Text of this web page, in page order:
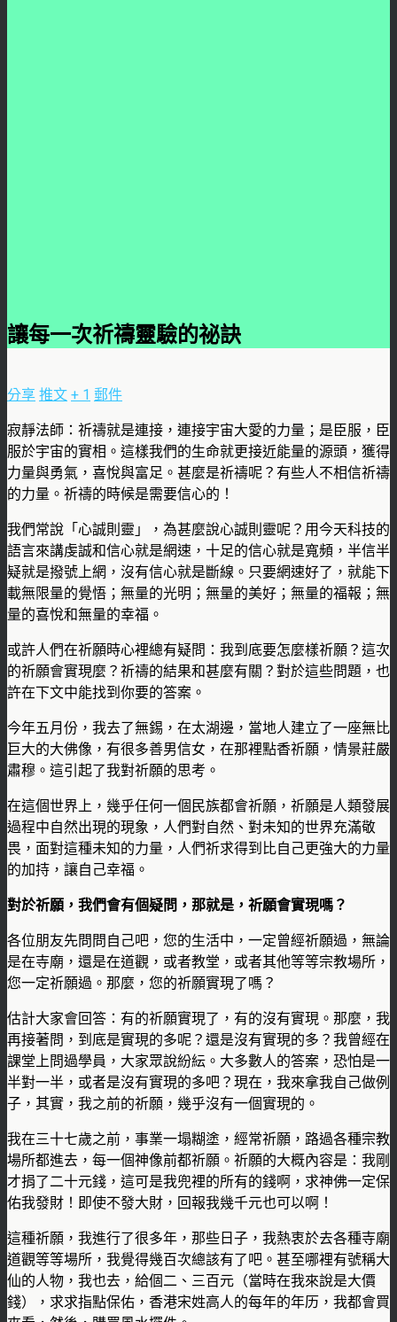
讓每一次祈禱靈驗的祕訣
分享 推文 + 1 郵件
寂靜法師：祈禱就是連接，連接宇宙大愛的力量；是臣服，臣
服於宇宙的實相。這樣我們的生命就更接近能量的源頭，獲得
力量與勇氣，喜悅與富足。甚麼是祈禱呢？有些人不相信祈禱
的力量。祈禱的時候是需要信心的！
我們常說「心誠則靈」，為甚麼說心誠則靈呢？用今天科技的
語言來講虔誠和信心就是網速，十足的信心就是寬頻，半信半
疑就是撥號上網，沒有信心就是斷線。只要網速好了，就能下
載無限量的覺悟；無量的光明；無量的美好；無量的福報；無
量的喜悅和無量的幸福。
或許人們在祈願時心裡總有疑問：我到底要怎麼樣祈願？這次
的祈願會實現麼？祈禱的結果和甚麼有關？對於這些問題，也
許在下文中能找到你要的答案。
今年五月份，我去了無錫，在太湖邊，當地人建立了一座無比
巨大的大佛像，有很多善男信女，在那裡點香祈願，情景莊嚴
肅穆。這引起了我對祈願的思考。
在這個世界上，幾乎任何一個民族都會祈願，祈願是人類發展
過程中自然出現的現象，人們對自然、對未知的世界充滿敬
畏，面對這種未知的力量，人們祈求得到比自己更強大的力量
的加持，讓自己幸福。
對於祈願，我們會有個疑問，那就是，祈願會實現嗎？
各位朋友先問問自己吧，您的生活中，一定曾經祈願過，無論
是在寺廟，還是在道觀，或者教堂，或者其他等等宗教場所，
您一定祈願過。那麼，您的祈願實現了嗎？
估計大家會回答：有的祈願實現了，有的沒有實現。那麼，我
再接著問，到底是實現的多呢？還是沒有實現的多？我曾經在
課堂上問過學員，大家眾說紛紜。大多數人的答案，恐怕是一
半對一半，或者是沒有實現的多吧？現在，我來拿我自己做例
子，其實，我之前的祈願，幾乎沒有一個實現的。
我在三十七歲之前，事業一塌糊塗，經常祈願，路過各種宗教
場所都進去，每一個神像前都祈願。祈願的大概內容是：我剛
才捐了二十元錢，這可是我兜裡的所有的錢啊，求神佛一定保
佑我發財！即使不發大財，回報我幾千元也可以啊！
這種祈願，我進行了很多年，那些日子，我熱衷於去各種寺廟
道觀等等場所，我覺得幾百次總該有了吧。甚至哪裡有號稱大
仙的人物，我也去，給個二、三百元（當時在我來說是大價
錢），求求指點保佑，香港宋姓高人的每年的年历，我都會買